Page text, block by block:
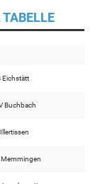
TABELLE
Eichstätt
Buchbach
Memmingen